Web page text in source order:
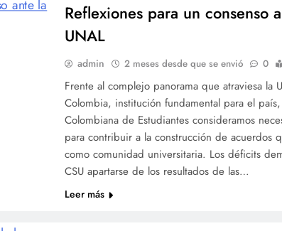
Reflexiones para un consenso
UNAL
admin 2 meses desde que se envió 0
Frente al complejo panorama que atraviesa la
Colombia, institución fundamental para el
Colombiana de Estudiantes consideramos
para contribuir a la construcción de acuerdos
como comunidad universitaria. Los déficits
CSU apartarse de los resultados de las…
Leer más